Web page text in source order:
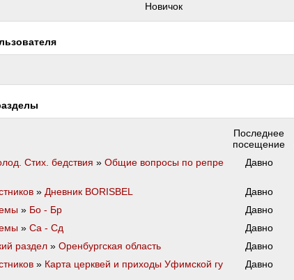
Новичок
Последнее
посещение
Стих. бедствия » Общие вопросы по репре
Давно
» Дневник BORISBEL Давно
» Бо - Бр Давно
» Са - Сд Давно
раздел » Оренбургская область Давно
» Карта церквей и приходы Уфимской гу
Давно